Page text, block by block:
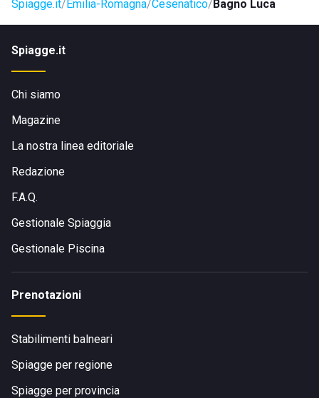
rendono il soggiorno più confortevole e spensierato.
Spiagge.it Emilia-Romagna Cesenatico Bagno Luca
Spiagge.it
Chi siamo
Magazine
La nostra linea editoriale
Redazione
F.A.Q.
Gestionale Spiaggia
Gestionale Piscina
Prenotazioni
Stabilimenti balneari
Spiagge per regione
Spiagge per provincia